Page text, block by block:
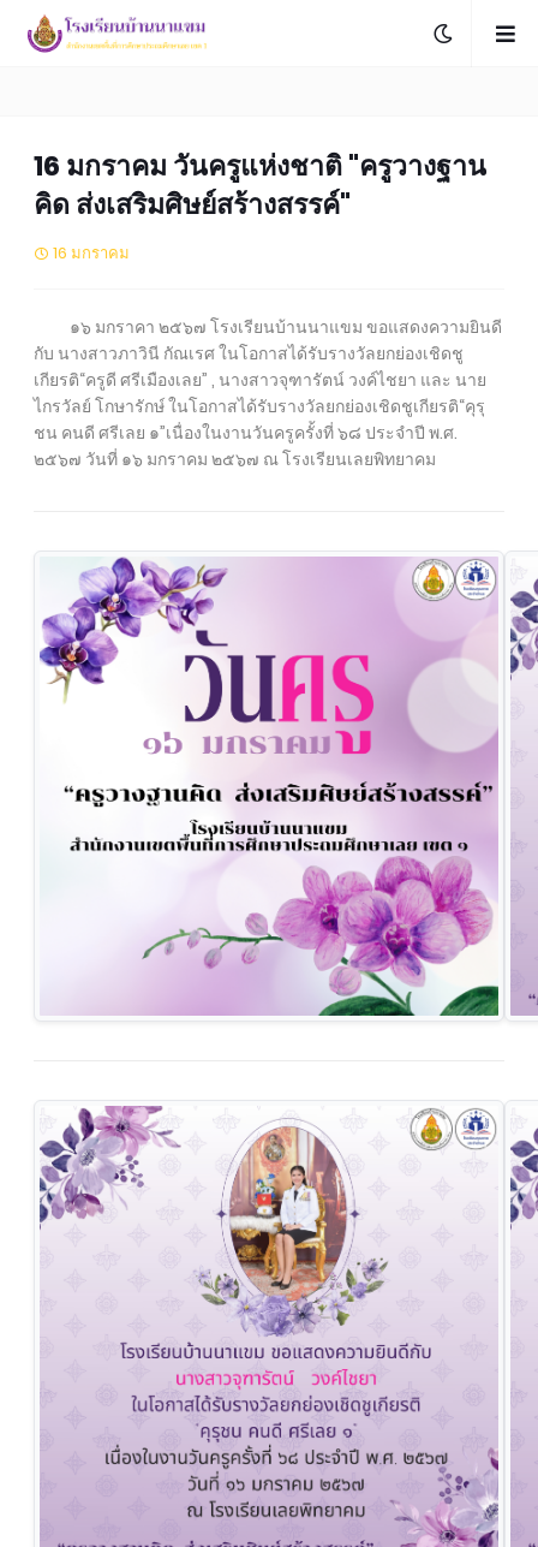
16 มกราคม วันครูแห่งชาติ "ครูวางฐาน
คิด ส่งเสริมศิษย์สร้างสรรค์"
16 มกราคม
๑๖ มกราคา ๒๕๖๗ โรงเรียนบ้านนาแขม ขอแสดงความยินดี
กับ นางสาวภาวินี กัณเรศ ในโอกาสได้รับรางวัลยกย่องเชิดชู
เกียรติ“ครูดี ศรีเมืองเลย” , นางสาวจุฑารัตน์ วงค์ไชยา และ นาย
ไกรวัลย์ โกษารักษ์ ในโอกาสได้รับรางวัลยกย่องเชิดชูเกียรติ“คุรุ
ชน คนดี ศรีเลย ๑”เนื่องในงานวันครูครั้งที่ ๖๘ ประจำปี พ.ศ.
๒๕๖๗ วันที่ ๑๖ มกราคม ๒๕๖๗ ณ โรงเรียนเลยพิทยาคม